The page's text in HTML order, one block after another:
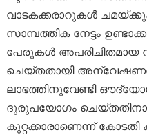
വാടകക്കരാറുകൾ
സാമ്പത്തിക നേട്ടം
പേരുകൾ അപരിചിതമായ
ചെയ്തതായി
ലാഭത്തിനുവേണ്ടി
ദുരുപയോഗം
കുറ്റക്കാരാണെന്ന് കോടതി